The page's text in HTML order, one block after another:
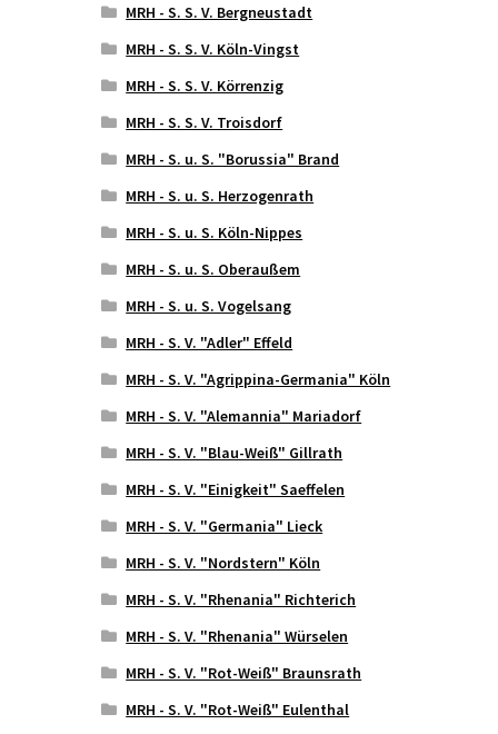
MRH - S. S. V. Bergneustadt
MRH - S. S. V. Köln-Vingst
MRH - S. S. V. Körrenzig
MRH - S. S. V. Troisdorf
MRH - S. u. S. "Borussia" Brand
MRH - S. u. S. Herzogenrath
MRH - S. u. S. Köln-Nippes
MRH - S. u. S. Oberaußem
MRH - S. u. S. Vogelsang
MRH - S. V. "Adler" Effeld
MRH - S. V. "Agrippina-Germania" Köln
MRH - S. V. "Alemannia" Mariadorf
MRH - S. V. "Blau-Weiß" Gillrath
MRH - S. V. "Einigkeit" Saeffelen
MRH - S. V. "Germania" Lieck
MRH - S. V. "Nordstern" Köln
MRH - S. V. "Rhenania" Richterich
MRH - S. V. "Rhenania" Würselen
MRH - S. V. "Rot-Weiß" Braunsrath
MRH - S. V. "Rot-Weiß" Eulenthal